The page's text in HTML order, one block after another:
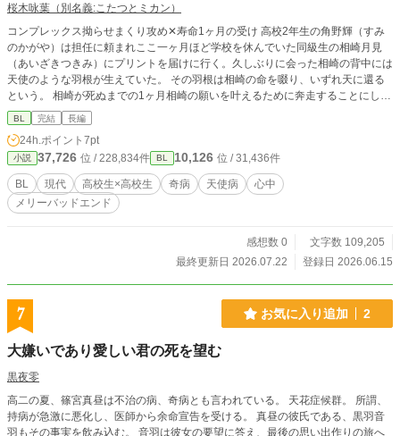
桜木咏葉（別名義:こたつとミカン）
コンプレックス拗らせまくり攻め✕寿命1ヶ月の受け 高校2年生の角野輝（すみ
のかがや）は担任に頼まれここ一ヶ月ほど学校を休んでいた同級生の相崎月見
（あいざきつきみ）にプリントを届けに行く。久しぶりに会った相崎の背中には
天使のような羽根が生えていた。 その羽根は相崎の命を啜り、いずれ天に還る
という。 相崎が死ぬまでの1ヶ月相崎の願いを叶えるために奔走することにした
輝であったが……。 注意事項 本作には以下の描写が含まれます。 ・DV（詳細
描写なし。会話内で触れる） ・性的虐待（詳細描写なし。会話内で触れる） ・
心中 本作では心中を扱っていますが、助長する意図はございません。 苦しんだ
先にあるのが心中なのだと思いますが、それでも私は生きていてほしいと願って
しまいます。 生きるのって本当に苦しいですよね。どうしたらいいのか私も毎
日頭を悩ませています。
BL 完結 長編
24h.ポイント 7pt
小説 37,726 位 / 228,834件 BL 10,126 位 / 31,436件
BL 現代 高校生×高校生 奇病 天使病
心中
メリーバッドエンド
感想数 0
文字数 109,205
最終更新日 2026.07.22
登録日 2026.06.15
7 お気に入り追加 2
大嫌いであり愛しい君の死を望む
黒夜零
高二の夏、篠宮真昼は不治の病、奇病とも言われている。 天花症候群。 所謂、
持病が急激に悪化し、医師から余命宣告を受ける。 真昼の彼氏である、黒羽音
羽もその事実を飲み込む。 音羽は彼女の要望に答え、最後の思い出作りの旅へ